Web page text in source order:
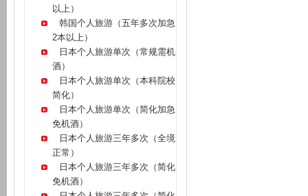
以上）
韩国个人旅游（五年多次加急
2本以上）
日本个人旅游单次（常规需机
酒）
日本个人旅游单次（本科院校
简化）
日本个人旅游单次（简化加急
免机酒）
日本个人旅游三年多次（全境
正常）
日本个人旅游三年多次（简化
免机酒）